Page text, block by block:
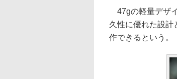
47gの軽量デザ
久性に優れた設計
作できるという。